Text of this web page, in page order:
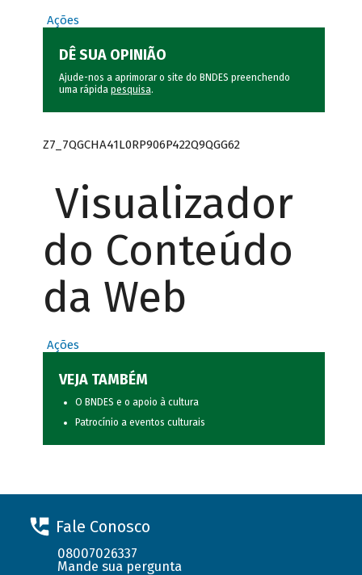
Ações
DÊ SUA OPINIÃO
Ajude-nos a aprimorar o site do BNDES preenchendo
uma rápida pesquisa.
Z7_7QGCHA41L0RP906P422Q9QGG62
Visualizador
do Conteúdo
da Web
Ações
VEJA TAMBÉM
O BNDES e o apoio à cultura
Patrocínio a eventos culturais
Fale Conosco
08007026337
Mande sua pergunta